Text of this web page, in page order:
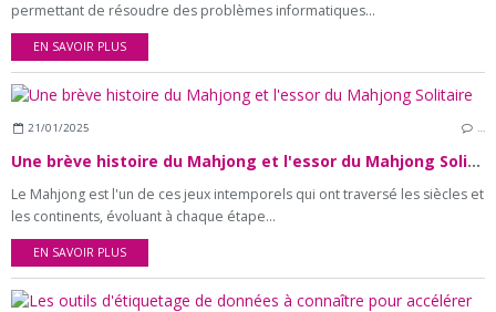
permettant de résoudre des problèmes informatiques...
EN SAVOIR PLUS
21/01/2025 …
Une brève histoire du Mahjong et l'essor du Mahjong Solitaire
Le Mahjong est l'un de ces jeux intemporels qui ont traversé les siècles et
les continents, évoluant à chaque étape...
EN SAVOIR PLUS